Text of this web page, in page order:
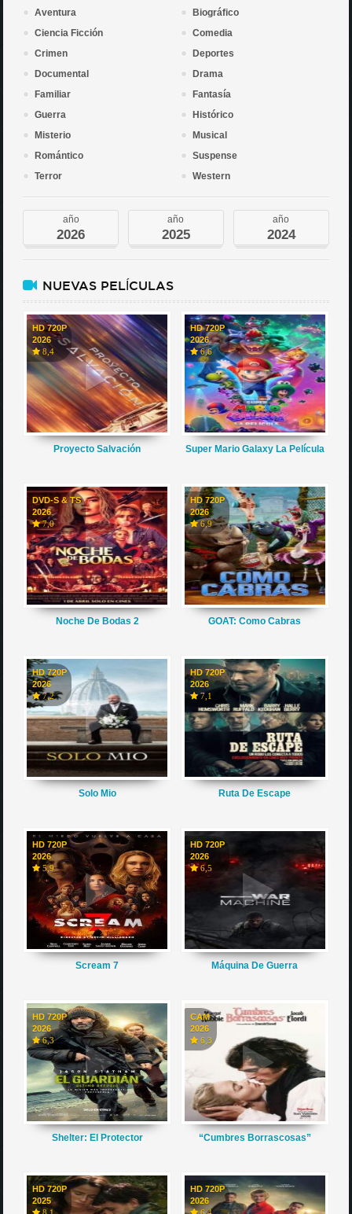
Aventura
Biográfico
Ciencia Ficción
Comedia
Crimen
Deportes
Documental
Drama
Familiar
Fantasía
Guerra
Histórico
Misterio
Musical
Romántico
Suspense
Terror
Western
año
2026
año
2025
año
2024
NUEVAS PELÍCULAS
HD 720P
2026
8,4
Proyecto Salvación
HD 720P
2026
6,6
Super Mario Galaxy La Película
DVD-S & TS
2026
7,0
Noche De Bodas 2
HD 720P
2026
6,9
GOAT: Como Cabras
HD 720P
2026
7,2
Solo Mio
HD 720P
2026
7,1
Ruta De Escape
HD 720P
2026
5,9
Scream 7
HD 720P
2026
6,5
Máquina De Guerra
HD 720P
2026
6,3
Shelter: El Protector
CAM
2026
6,3
“Cumbres Borrascosas”
HD 720P
2025
HD 720P
2026